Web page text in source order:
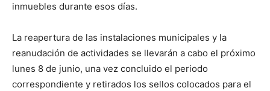
inmuebles durante esos días.
La reapertura de las instalaciones municipales y la
reanudación de actividades se llevarán a cabo el próximo
lunes 8 de junio, una vez concluido el periodo
correspondiente y retirados los sellos colocados para el